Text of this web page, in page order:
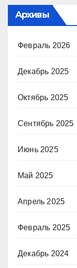
Архивы
Февраль 2026
Декабрь 2025
Октябрь 2025
Сентябрь 2025
Июнь 2025
Май 2025
Апрель 2025
Февраль 2025
Декабрь 2024